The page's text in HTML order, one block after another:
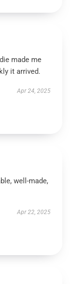
made me
it arrived.
Apr 24, 2025
well-made,
Apr 22, 2025